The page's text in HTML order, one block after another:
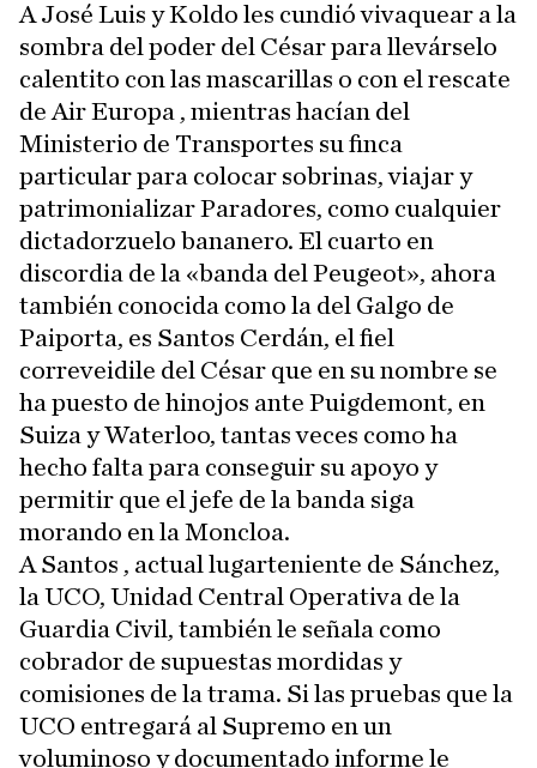
A José Luis y Koldo les cundió vivaquear a la
sombra del poder del César para llevárselo
calentito con las mascarillas o con el rescate
de Air Europa , mientras hacían del
Ministerio de Transportes su finca
particular para colocar sobrinas, viajar y
patrimonializar Paradores, como cualquier
dictadorzuelo bananero. El cuarto en
discordia de la «banda del Peugeot», ahora
también conocida como la del Galgo de
Paiporta, es Santos Cerdán, el fiel
correveidile del César que en su nombre se
ha puesto de hinojos ante Puigdemont, en
Suiza y Waterloo, tantas veces como ha
hecho falta para conseguir su apoyo y
permitir que el jefe de la banda siga
morando en la Moncloa.
A Santos , actual lugarteniente de Sánchez,
la UCO, Unidad Central Operativa de la
Guardia Civil, también le señala como
cobrador de supuestas mordidas y
comisiones de la trama. Si las pruebas que la
UCO entregará al Supremo en un
voluminoso y documentado informe le